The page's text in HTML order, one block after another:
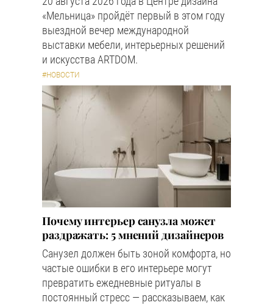
«Мельница» пройдёт первый в этом году
выездной вечер международной
выставки мебели, интерьерных решений
и искусства ARTDOM.
#НОВОСТИ
Почему интерьер санузла может
раздражать: 5 мнений дизайнеров
Санузел должен быть зоной комфорта, но
частые ошибки в его интерьере могут
превратить ежедневные ритуалы в
постоянный стресс — рассказываем, как